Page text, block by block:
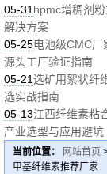
05-31 hpmc增稠剂
解决方案
05-25电池级CMC厂
源头工厂验证指南
05-21选矿用絮状纤
选实战指南
05-13江西纤维素粘
产业选型与应用避坑
当前位置： 网站首页
甲基纤维素推荐厂家